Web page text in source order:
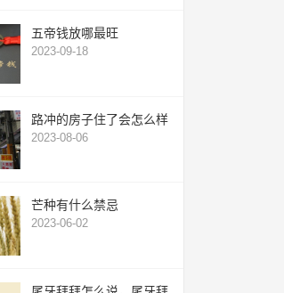
五帝钱放哪最旺
2023-09-18
路冲的房子住了会怎么样
2023-08-06
芒种有什么禁忌
2023-06-02